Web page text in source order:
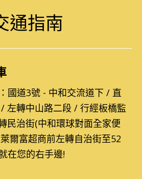
通指南
國道3號 - 中和交流道下 / 直
左轉中山路二段 / 行經板橋監
民治街(中和環球對面全家便
爾富超商前左轉自治街至52
在您的右手邊!